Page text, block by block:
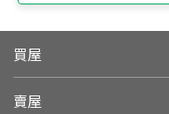
買屋
賣屋